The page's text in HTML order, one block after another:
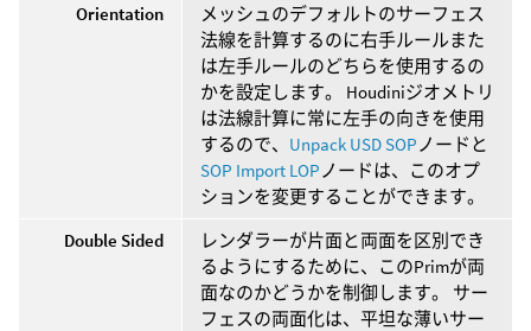
Orientation
メッシュのデフォルトのサーフェス
法線を計算するのに右手ルールまた
は左手ルールのどちらを使用するの
かを設定します。 Houdiniジオメトリ
は法線計算に常に左手の向きを使用
するので、 Unpack USD SOP ノードと
SOP Import LOP ノードは、このオプ
ションを変更することができます。
Double Sided
レンダラーが片面と両面を区別でき
るようにするために、このPrimが両
面なのかどうかを制御します。 サー
フェスの両面化は、平坦な薄いサー